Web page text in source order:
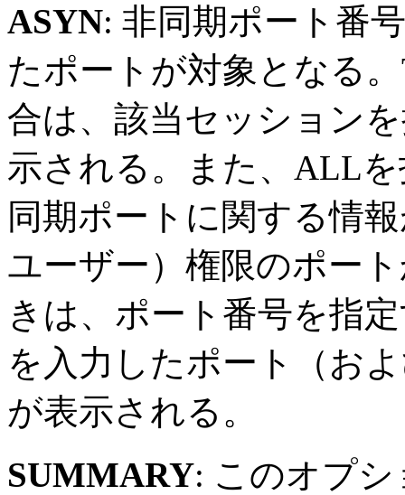
ASYN: 非同期ポート番
たポートが対象となる
合は、該当セッション
示される。また、ALL
同期ポートに関する情
ユーザー）権限のポー
きは、ポート番号を指
を入力したポート（お
が表示される。
SUMMARY: このオプ